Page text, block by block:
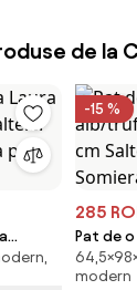
de la
Fara
-15 %
285
Pat de
alb/
Saltele:
modern